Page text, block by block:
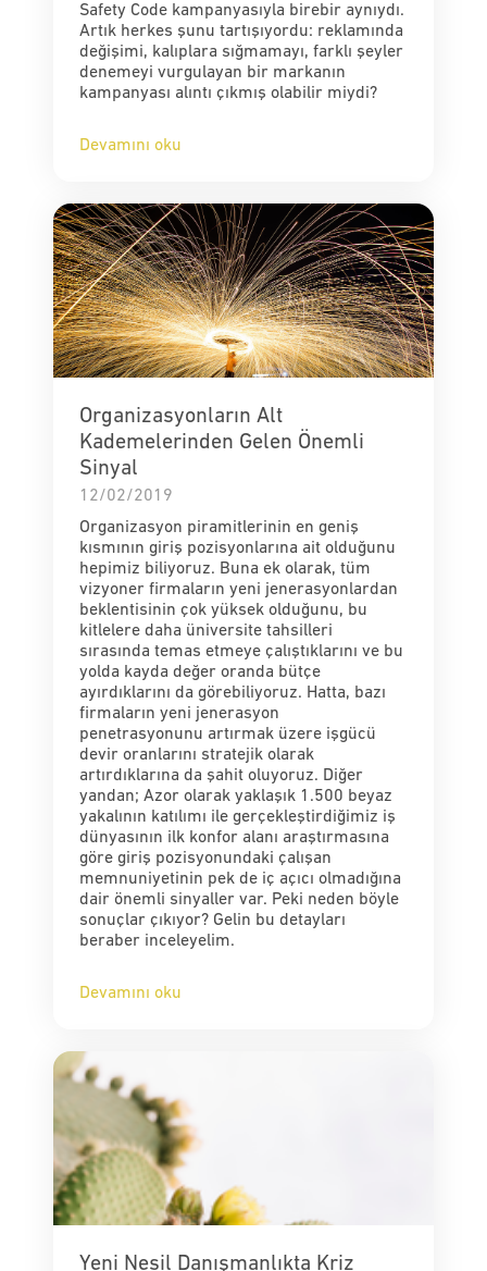
Safety Code kampanyasıyla birebir aynıydı.
Artık herkes şunu tartışıyordu: reklamında
değişimi, kalıplara sığmamayı, farklı şeyler
denemeyi vurgulayan bir markanın
kampanyası alıntı çıkmış olabilir miydi?
Devamını oku
Organizasyonların Alt
Kademelerinden Gelen Önemli
Sinyal
12/02/2019
Organizasyon piramitlerinin en geniş
kısmının giriş pozisyonlarına ait olduğunu
hepimiz biliyoruz. Buna ek olarak, tüm
vizyoner firmaların yeni jenerasyonlardan
beklentisinin çok yüksek olduğunu, bu
kitlelere daha üniversite tahsilleri
sırasında temas etmeye çalıştıklarını ve bu
yolda kayda değer oranda bütçe
ayırdıklarını da görebiliyoruz. Hatta, bazı
firmaların yeni jenerasyon
penetrasyonunu artırmak üzere işgücü
devir oranlarını stratejik olarak
artırdıklarına da şahit oluyoruz. Diğer
yandan; Azor olarak yaklaşık 1.500 beyaz
yakalının katılımı ile gerçekleştirdiğimiz iş
dünyasının ilk konfor alanı araştırmasına
göre giriş pozisyonundaki çalışan
memnuniyetinin pek de iç açıcı olmadığına
dair önemli sinyaller var. Peki neden böyle
sonuçlar çıkıyor? Gelin bu detayları
beraber inceleyelim.
Devamını oku
Yeni Nesil Danışmanlıkta Kriz